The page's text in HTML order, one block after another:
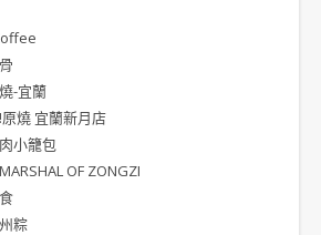
-宜蘭
原燒 宜蘭新月店
小籠包
OF ZONGZI
粽